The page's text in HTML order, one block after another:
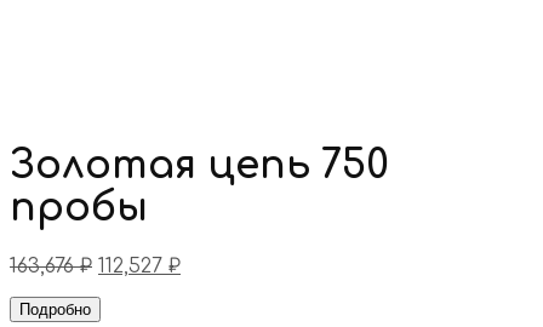
Золотая цепь 750
пробы
163,676₽ 112,527 ₽
Подробно